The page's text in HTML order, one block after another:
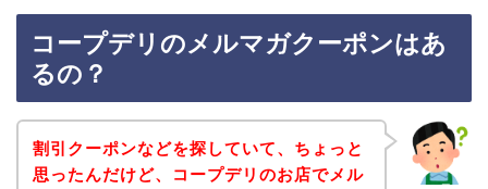
コープデリのメルマガクーポンはあ
るの？
割引クーポンなどを探していて、ちょっと
思ったんだけど、コープデリのお店でメル